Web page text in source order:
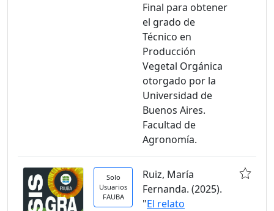
Final para obtener
el grado de
Técnico en
Producción
Vegetal Orgánica
otorgado por la
Universidad de
Buenos Aires.
Facultad de
Agronomía.
Solo
Usuarios
FAUBA
Ruiz, María
Fernanda. (2025).
"El relato